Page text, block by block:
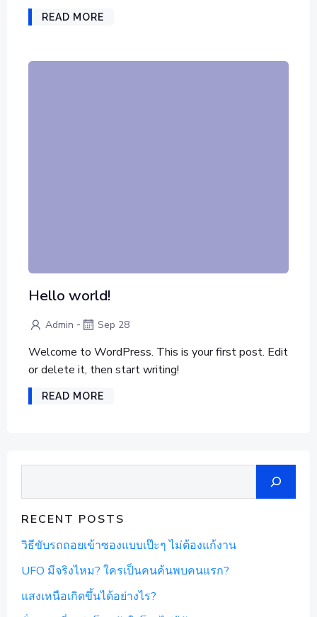
READ MORE
Hello world!
Admin - Sep 28
Welcome to WordPress. This is your first post. Edit
or delete it, then start writing!
READ MORE
RECENT POSTS
วิธีขับรถถอยเข้าซองแบบเป๊ะๆ ไม่ต้องแก้งาน
UFO มีจริงไหม? ใครเป็นคนค้นพบคนแรก?
แสงเหนือเกิดขึ้นได้อย่างไร?